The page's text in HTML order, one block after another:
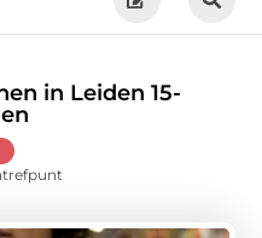
in Leiden 15-